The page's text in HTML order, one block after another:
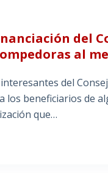
del
al
del
los beneficiarios de
que…